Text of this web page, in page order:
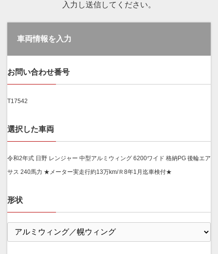
入力し送信してください。
車両情報を入力
お問い合わせ番号
T17542
選択した車両
令和2年式 日野 レンジャー 中型アルミウィング 6200ワイド 格納PG 後輪エア
サス 240馬力 ★メーター実走行約13万km/Ｒ8年1月迄車検付★
形状